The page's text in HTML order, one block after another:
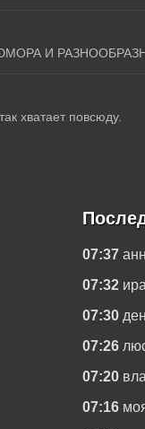
И
хватает повсюду.
07:37
07:32
07:30
07:26
07:20
07:16